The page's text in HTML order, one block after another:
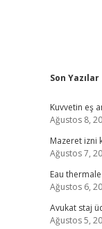
Son Yazılar
Kuvvetin eş
Ağustos 8,
Mazeret izni
Ağustos 7,
Eau
Ağustos 6,
Avukat staj
Ağustos 5,